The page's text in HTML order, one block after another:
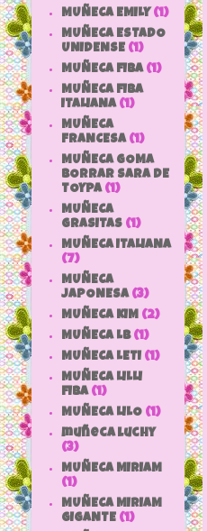
MUÑECA EMILY (1)
MUÑECA ESTADO
UNIDENSE (1)
MUÑECA FIBA (1)
MUÑECA FIBA
ITALIANA (1)
MUÑECA
FRANCESA (1)
MUÑECA GOMA
BORRAR SARA DE
TOYPA (1)
MUÑECA
GRASITAS (1)
MUÑECA ITALIANA
(7)
MUÑECA
JAPONESA (3)
MUÑECA KIM (2)
MUÑECA LB (1)
MUÑECA LETI (1)
MUÑECA LILLI
FIBA (1)
MUÑECA LILO (1)
muñeca luchy
(3)
MUÑECA MIRIAM
(1)
MUÑECA MIRIAM
GIGANTE (1)